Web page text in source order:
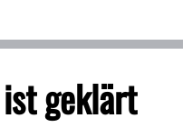
geklärt